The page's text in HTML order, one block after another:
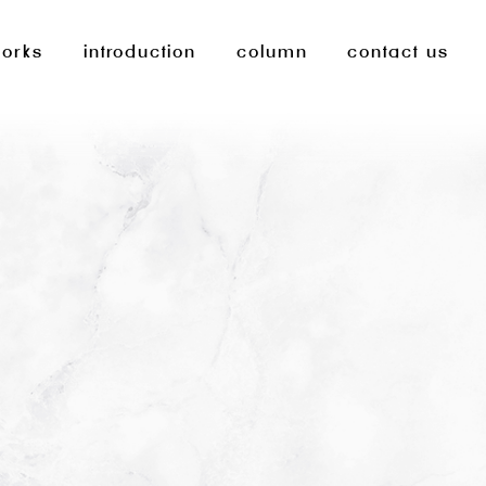
introduction column contact us